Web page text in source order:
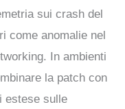
sui crash del
come anomalie nel
In ambienti
la patch con
estese sulle